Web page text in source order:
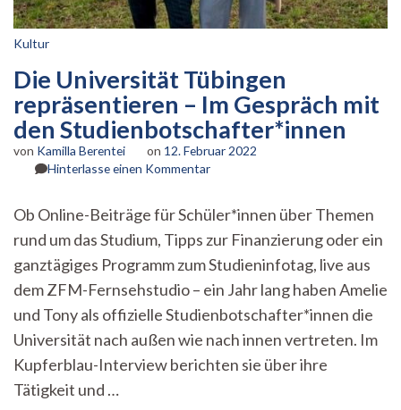
Kultur
Die Universität Tübingen
repräsentieren – Im Gespräch mit
den Studienbotschafter*innen
von Kamilla Berentei on 12. Februar 2022
Hinterlasse einen Kommentarzu
Tübingen
repräsentieren
–
Im
Gespräch
mit
Studienbotschafter*innen
Ob Online-Beiträge für Schüler*innen über Themen
rund um das Studium, Tipps zur Finanzierung oder ein
ganztägiges Programm zum Studieninfotag, live aus
dem ZFM-Fernsehstudio – ein Jahr lang haben Amelie
und Tony als offizielle Studienbotschafter*innen die
Universität nach außen wie nach innen vertreten. Im
Kupferblau-Interview berichten sie über ihre
Tätigkeit und …